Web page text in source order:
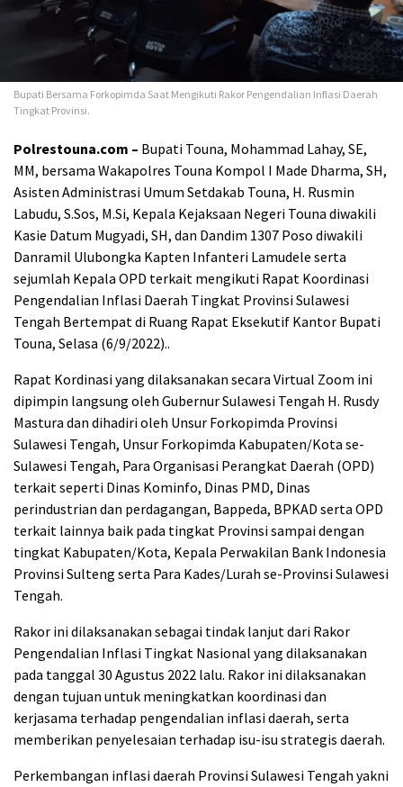
Bupati Bersama Forkopimda Saat Mengikuti Rakor Pengendalian Inflasi Daerah
Tingkat Provinsi.
Polrestouna.com – Bupati Touna, Mohammad Lahay, SE,
MM, bersama Wakapolres Touna Kompol I Made Dharma, SH,
Asisten Administrasi Umum Setdakab Touna, H. Rusmin
Labudu, S.Sos, M.Si, Kepala Kejaksaan Negeri Touna diwakili
Kasie Datum Mugyadi, SH, dan Dandim 1307 Poso diwakili
Danramil Ulubongka Kapten Infanteri Lamudele serta
sejumlah Kepala OPD terkait mengikuti Rapat Koordinasi
Pengendalian Inflasi Daerah Tingkat Provinsi Sulawesi
Tengah Bertempat di Ruang Rapat Eksekutif Kantor Bupati
Touna, Selasa (6/9/2022)..
Rapat Kordinasi yang dilaksanakan secara Virtual Zoom ini
dipimpin langsung oleh Gubernur Sulawesi Tengah H. Rusdy
Mastura dan dihadiri oleh Unsur Forkopimda Provinsi
Sulawesi Tengah, Unsur Forkopimda Kabupaten/Kota se-
Sulawesi Tengah, Para Organisasi Perangkat Daerah (OPD)
terkait seperti Dinas Kominfo, Dinas PMD, Dinas
perindustrian dan perdagangan, Bappeda, BPKAD serta OPD
terkait lainnya baik pada tingkat Provinsi sampai dengan
tingkat Kabupaten/Kota, Kepala Perwakilan Bank Indonesia
Provinsi Sulteng serta Para Kades/Lurah se-Provinsi Sulawesi
Tengah.
Rakor ini dilaksanakan sebagai tindak lanjut dari Rakor
Pengendalian Inflasi Tingkat Nasional yang dilaksanakan
pada tanggal 30 Agustus 2022 lalu. Rakor ini dilaksanakan
dengan tujuan untuk meningkatkan koordinasi dan
kerjasama terhadap pengendalian inflasi daerah, serta
memberikan penyelesaian terhadap isu-isu strategis daerah.
Perkembangan inflasi daerah Provinsi Sulawesi Tengah yakni